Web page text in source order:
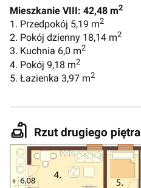
Mieszkanie VIII: 42,48 m2
1. Przedpokój 5,19 m2
2. Pokój dzienny 18,14 m2
3. Kuchnia 6,0 m2
4. Pokój 9,18 m2
5. Łazienka 3,97 m2
Rzut drugiego piętra